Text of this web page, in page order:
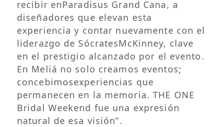
recibir enParadisus Grand Cana, a
diseñadores que elevan esta
experiencia y contar nuevamente con el
liderazgo de SócratesMcKinney, clave
en el prestigio alcanzado por el evento.
En Meliá no solo creamos eventos;
concebimosexperiencias que
permanecen en la memoria. THE ONE
Bridal Weekend fue una expresión
natural de esa visión”.